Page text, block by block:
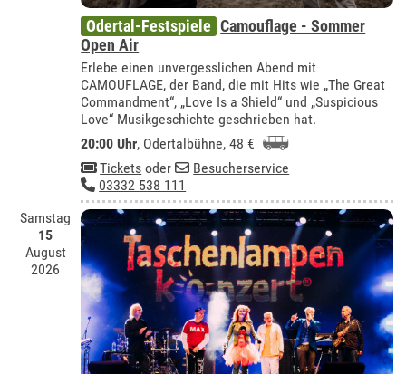
Odertal-Festspiele Camouflage - Sommer
Open Air
Erlebe einen unvergesslichen Abend mit
CAMOUFLAGE, der Band, die mit Hits wie „The Great
Commandment“, „Love Is a Shield“ und „Suspicious
Love“ Musikgeschichte geschrieben hat.
20:00 Uhr, Odertalbühne, 48 €
Tickets oder
Besucherservice
03332 538 111
Samstag
15
August
2026